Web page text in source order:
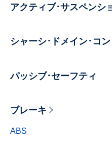
アクティブ･サスペンシ
シャーシ･ドメイン･コン
パッシブ･セーフティ
ブレーキ
ABS